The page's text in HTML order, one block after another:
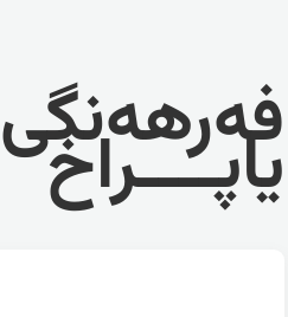
فەرهەنگی
یاپــــراخ